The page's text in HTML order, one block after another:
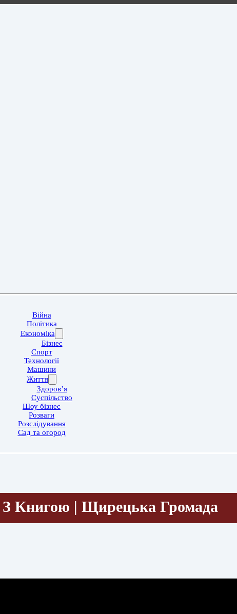
Війна
Політика
Економіка
Бізнес
Спорт
Технології
Машини
Життя
Здоров’я
Суспільство
Шоу бізнес
Розваги
Розслідування
Сад та огород
З Книгою | Щирецька Громада